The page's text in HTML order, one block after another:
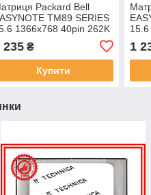
Packard Bell
TM89 SERIES
1366x768 40pin 262K
NTSC 220 cd/m² для
235₴
Купити
1